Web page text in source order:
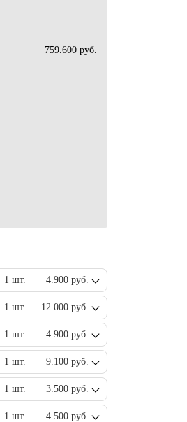
759.600 руб.
1 шт. 4.900 руб.
1 шт. 12.000 руб.
1 шт. 4.900 руб.
1 шт. 9.100 руб.
1 шт. 3.500 руб.
1 шт. 4.500 руб.